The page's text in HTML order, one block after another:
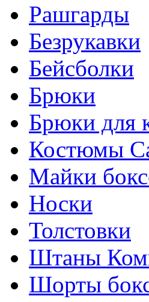
Рашгарды
Безрукавки
Бейсболки
Брюки
Брюки для
Костюмы
Майки
Носки
Толстовки
Штаны
Шорты